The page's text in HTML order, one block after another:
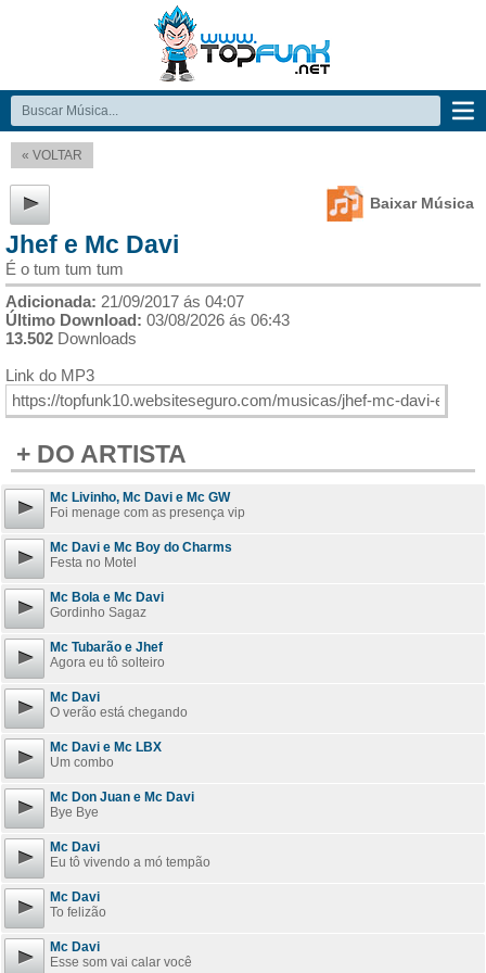
« VOLTAR
Baixar Música
Jhef e Mc Davi
É o tum tum tum
Adicionada: 21/09/2017 ás 04:07
Último Download: 03/08/2026 ás 06:43
13.502 Downloads
Link do MP3
+ DO ARTISTA
Mc Livinho, Mc Davi e Mc GW
Foi menage com as presença vip
Mc Davi e Mc Boy do Charms
Festa no Motel
Mc Bola e Mc Davi
Gordinho Sagaz
Mc Tubarão e Jhef
Agora eu tô solteiro
Mc Davi
O verão está chegando
Mc Davi e Mc LBX
Um combo
Mc Don Juan e Mc Davi
Bye Bye
Mc Davi
Eu tô vivendo a mó tempão
Mc Davi
To felizão
Mc Davi
Esse som vai calar você